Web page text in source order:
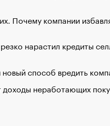
Почему компании
нарастил кредиты
способ вредить
доходы неработающих